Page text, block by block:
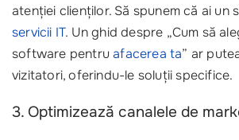
atenției clienților. Să spunem că ai un
servicii IT. Un ghid despre „Cum să
software pentruafacerea ta” ar
vizitatori, oferindu-le soluții specifice.
3. Optimizează canalele de